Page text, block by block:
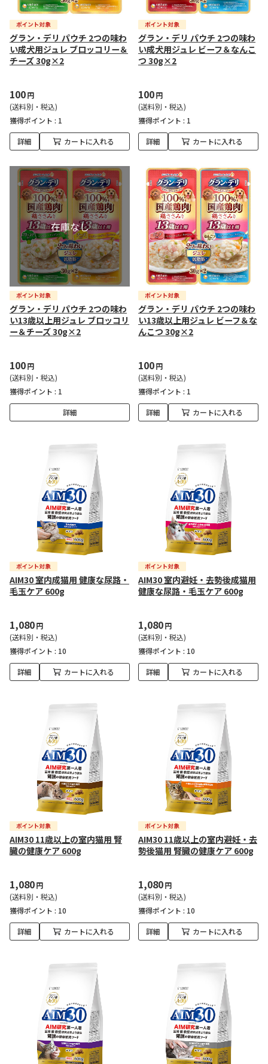
グラン・デリ パウチ 2つの味わ
い成犬用ジュレ ブロッコリー＆
チーズ 30g×2
100円
(送料別・税込)
獲得ポイント : 1
詳細 カートに入れる
グラン・デリ パウチ 2つの味わ
い成犬用ジュレ ビーフ＆なんこ
つ 30g×2
100円
(送料別・税込)
獲得ポイント : 1
詳細 カートに入れる
グラン・デリ パウチ 2つの味わ
い13歳以上用ジュレ ブロッコリ
ー＆チーズ 30g×2
100円
(送料別・税込)
獲得ポイント : 1
詳細
グラン・デリ パウチ 2つの味わ
い13歳以上用ジュレ ビーフ＆な
んこつ 30g×2
100円
(送料別・税込)
獲得ポイント : 1
詳細 カートに入れる
AIM30 室内成猫用 健康な尿路・
毛玉ケア 600g
1,080円
(送料別・税込)
獲得ポイント : 10
詳細 カートに入れる
AIM30 室内避妊・去勢後成猫用
健康な尿路・毛玉ケア 600g
1,080円
(送料別・税込)
獲得ポイント : 10
詳細 カートに入れる
AIM30 11歳以上の室内猫用 腎
臓の健康ケア 600g
1,080円
(送料別・税込)
獲得ポイント : 10
詳細 カートに入れる
AIM30 11歳以上の室内避妊・去
勢後猫用 腎臓の健康ケア 600g
1,080円
(送料別・税込)
獲得ポイント : 10
詳細 カートに入れる